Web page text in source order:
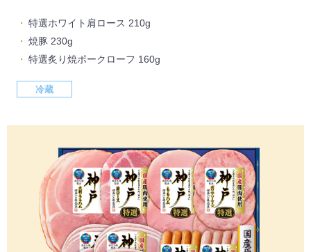
特選ホワイト肩ロース 210g
焼豚 230g
特選炙り焼ポークローフ 160g
冷蔵